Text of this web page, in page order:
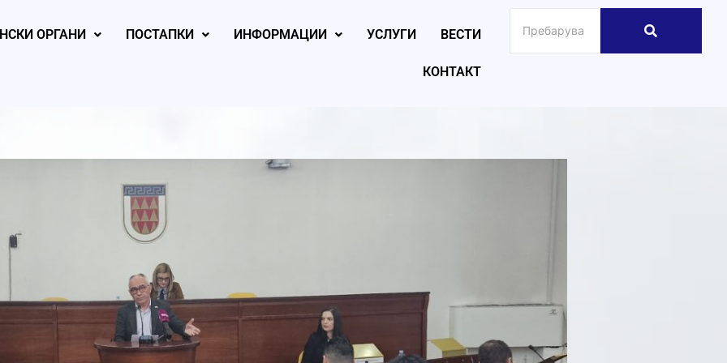
ОРГАНИ ПОСТАПКИ ИНФОРМАЦИИ УСЛУГИ ВЕСТИ
КОНТАКТ